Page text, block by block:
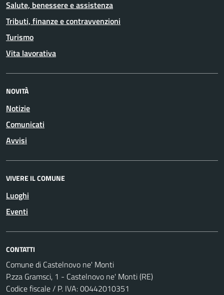
Salute, benessere e assistenza
Tributi, finanze e contravvenzioni
Turismo
Vita lavorativa
NOVITÀ
Notizie
Comunicati
Avvisi
VIVERE IL COMUNE
Luoghi
Eventi
CONTATTI
Comune di Castelnovo ne' Monti
P.zza Gramsci, 1 - Castelnovo ne' Monti (RE)
Codice fiscale / P. IVA: 00442010351